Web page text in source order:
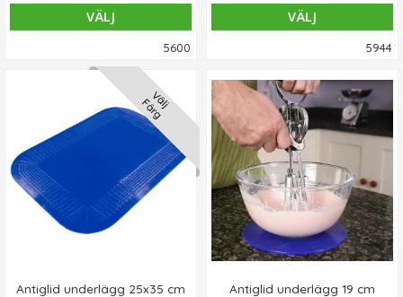
VÄLJ
5600
VÄLJ
5944
Välj
Färg
Antiglid underlägg 25x35 cm Antiglid underlägg 19 cm